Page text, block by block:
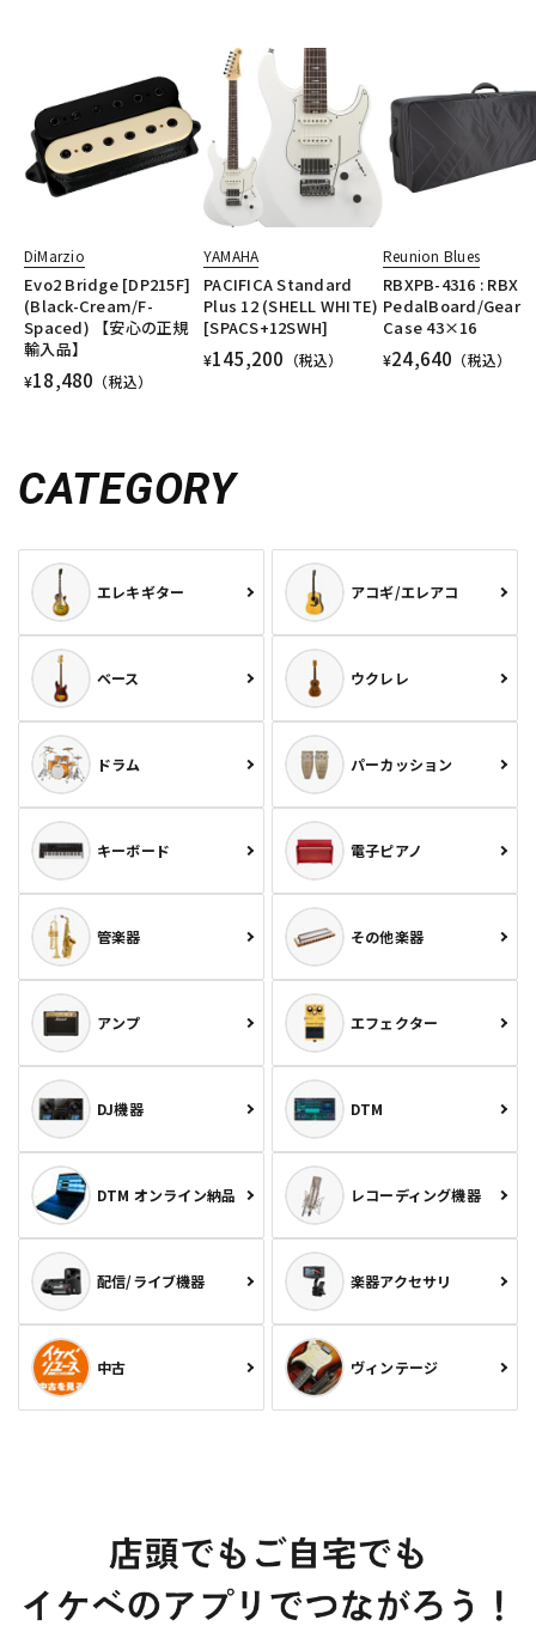
DiMarzio
Evo2 Bridge [DP215F]
(Black-Cream/F-
Spaced) 【安心の正規
輸入品】
¥18,480 （税込）
YAMAHA
PACIFICA Standard
Plus 12 (SHELL WHITE)
[SPACS+12SWH]
¥145,200 （税込）
Reunion Blues
RBXPB-4316 : RBX
PedalBoard/Gear
Case 43×16
¥24,640 （税込）
CATEGORY
エレキギター アコギ/エレアコ
ベース ウクレレ
ドラム パーカッション
キーボード 電子ピアノ
管楽器 その他楽器
アンプ エフェクター
DJ機器 DTM
DTM オンライン納品 レコーディング機器
配信/ライブ機器 楽器アクセサリ
中古 ヴィンテージ